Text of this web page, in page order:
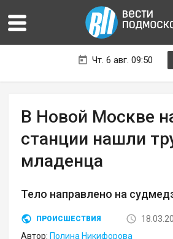
Чт. 6 авг. 09:50
В Новой Москве
станции нашли
младенца
Тело направлено на
ПРОИСШЕСТВИЯ
Автор: Полина Никифорова